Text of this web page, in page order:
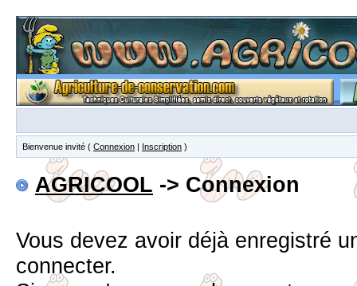
Bienvenue invité ( Connexion | Inscription )
AGRICOOL -> Connexion
Vous devez avoir déjà enregistré
connecter.